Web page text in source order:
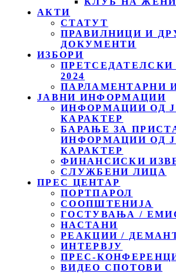
АКТИ
СТАТУТ
ПРАВИЛНИЦИ И
ДОКУМЕНТИ
ИЗБОРИ
ПРЕТСЕДАТЕЛСКИ
2024
ПАРЛАМЕНТАРНИ
ЈАВНИ ИНФОРМАЦИИ
ИНФОРМАЦИИ ОД
КАРАКТЕР
БАРАЊЕ ЗА
ИНФОРМАЦИИ ОД
КАРАКТЕР
ФИНАНСИСКИ
СЛУЖБЕНИ ЛИЦА
ПРЕС ЦЕНТАР
ПОРТПАРОЛ
СООПШТЕНИЈА
ГОСТУВАЊА /
НАСТАНИ
РЕАКЦИИ /
ИНТЕРВЈУ
ПРЕС-
ВИДЕО СПОТОВИ